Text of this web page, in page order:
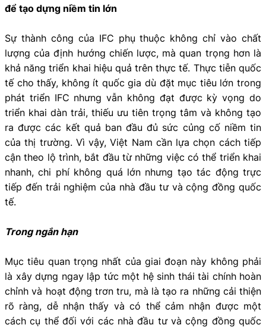
để tạo dựng niềm tin lớn
Sự thành công của IFC phụ thuộc không chỉ vào chất
lượng của định hướng chiến lược, mà quan trọng hơn là
khả năng triển khai hiệu quả trên thực tế. Thực tiễn quốc
tế cho thấy, không ít quốc gia dù đặt mục tiêu lớn trong
phát triển IFC nhưng vẫn không đạt được kỳ vọng do
triển khai dàn trải, thiếu ưu tiên trọng tâm và không tạo
ra được các kết quả ban đầu đủ sức củng cố niềm tin
của thị trường. Vì vậy, Việt Nam cần lựa chọn cách tiếp
cận theo lộ trình, bắt đầu từ những việc có thể triển khai
nhanh, chi phí không quá lớn nhưng tạo tác động trực
tiếp đến trải nghiệm của nhà đầu tư và cộng đồng quốc
tế.
Trong ngắn hạn
Mục tiêu quan trọng nhất của giai đoạn này không phải
là xây dựng ngay lập tức một hệ sinh thái tài chính hoàn
chỉnh và hoạt động trơn tru, mà là tạo ra những cải thiện
rõ ràng, dễ nhận thấy và có thể cảm nhận được một
cách cụ thể đối với các nhà đầu tư và cộng đồng quốc